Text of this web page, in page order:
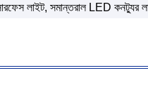
লাইট, সমান্তরাল LED কনট্যুর